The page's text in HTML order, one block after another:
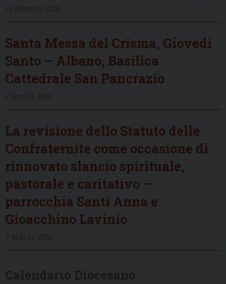
Santa Messa del Crisma, Giovedì
Santo – Albano, Basilica
Cattedrale San Pancrazio
La revisione dello Statuto delle
Confraternite come occasione di
rinnovato slancio spirituale,
pastorale e caritativo –
parrocchia Santi Anna e
Gioacchino Lavinio